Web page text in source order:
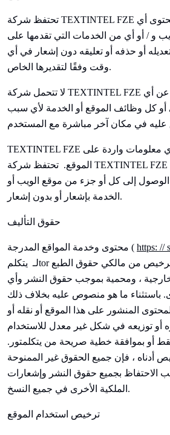
TEXTINTEL FZE بالحق في مراجعة محتوى أي
و / أو أي من الخدمات التي تقدمها على
تعديله أو حذفه أو تعليقه دون إشعار في أي
وقت وفقًا لتقديرها الخاص.
TEXTINTEL FZE أي مسؤولية أو التزام عن أي
أو كل وظائف الموقع أو الخدمة لأي سبب
TEXTINTEL FZE ليست ملزمة بتحديث أي معلومات واردة على
الموقع. TEXTINTEL FZE بالحق وفقًا لتقديرها
الوصول إلى كل أو جزء من موقع الويب أو
الخدمة بإشعار أو بدون إشعار.
حقوق التأليف
محتوى وخدمة المواقع المدرجة ( https: //
لـ يتكلم
tor أو مستخدمة بموجب ترخيص من مالكي حقوق الطبع
، ومحمية بموجب حقوق النشر وأي
باستثناء ما هو منصوص عليه بخلاف ذلك
المنشور على هذا الموقع أو نقله أو
أو توزيعه في شكل غير معدل للاستخدام
أو بموافقة خطية صريحة من يتكلمتور.
أدناه ، فإن جميع الحقوق غير الممنوحة
الاحتفاظ بجميع حقوق النشر وإشعارات
الملكية الأخرى في جميع النسخ.
ترخيص استخدام الموقع